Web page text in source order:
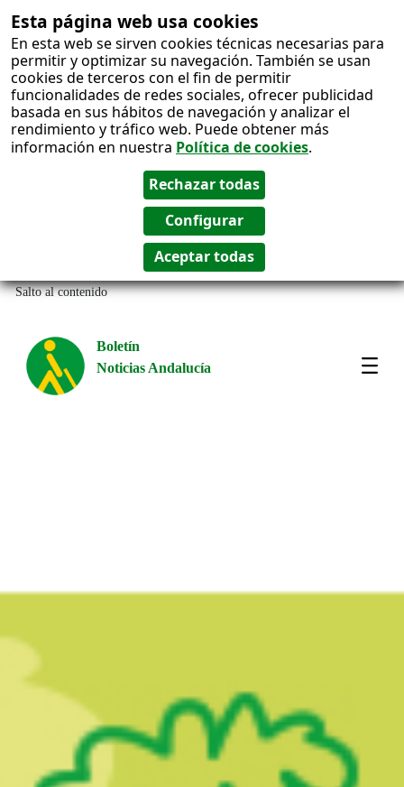
Esta página web usa cookies
En esta web se sirven cookies técnicas necesarias para
permitir y optimizar su navegación. También se usan
cookies de terceros con el fin de permitir
funcionalidades de redes sociales, ofrecer publicidad
basada en sus hábitos de navegación y analizar el
rendimiento y tráfico web. Puede obtener más
información en nuestra Política de cookies.
Salto al contenido
Boletín
Noticias Andalucía